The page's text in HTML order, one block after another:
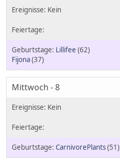
Lillifee (62)
Fijona(37)
Mittwoch - 8
CarnivorePlants(51)